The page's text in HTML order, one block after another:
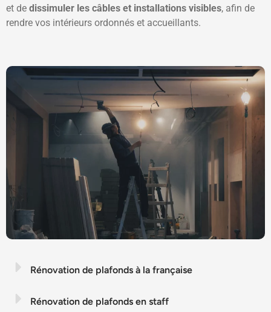
et de dissimuler les câbles et installations visibles, afin de
rendre vos intérieurs ordonnés et accueillants.
Rénovation de plafonds à la française
Rénovation de plafonds en staff